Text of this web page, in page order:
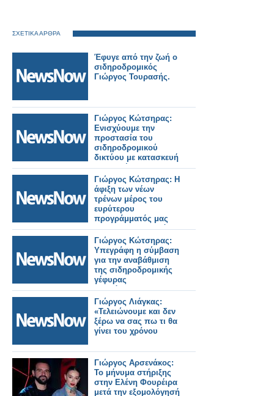
ΣΧΕΤΙΚΑ ΑΡΘΡΑ
Έφυγε από την ζωή ο
σιδηροδρομικός
Γιώργος Τουρασής.
Γιώργος Κώτσηρας:
Ενισχύουμε την
προστασία του
σιδηροδρομικού
δικτύου με κατασκευή
ενισχυμένης
περίφραξης σε
Θριάσιο, Θήβα και
Ζευγολατιό.
Γιώργος Κώτσηρας: Η
άφιξη των νέων
τρένων μέρος του
ευρύτερου
προγράμματός μας
για εκσυγχρονισμό
των σιδηροδρομικών
μεταφορών.
Γιώργος Κώτσηρας:
Υπεγράφη η σύμβαση
για την αναβάθμιση
της σιδηροδρομικής
γέφυρας
Πουλόπουλου στα
Πετράλωνα.
Γιώργος Λιάγκας:
«Τελειώνουμε και δεν
ξέρω να σας πω τι θα
γίνει του χρόνου
Γιώργος Αρσενάκος:
Το μήνυμα στήριξης
στην Ελένη Φουρέιρα
μετά την εξομολόγησή